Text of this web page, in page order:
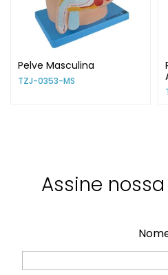
Pelve Masculina
TZJ-0353-MS
Assine